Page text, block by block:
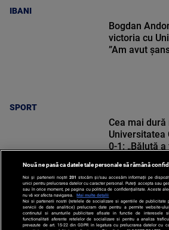
IBANI
SPORT
Bogdan
victoria cu
”Am avut
SPORT
Cea mai
Universitatea
0-1: „Băluță
Nouă ne pasă ca datele tale personale să rămână
Noi și partenerii noștri 201 stocăm și/sau accesăm informații pe
unici pentru prelucrarea datelor cu caracter personal. Puteți accepta sau
sau în orice moment, pe pagina cu politica de confidențialitate. Aceste
nu vă vor afecta navigarea.
Mai multe detalii
Noi si partenerii nostri (retelele de socializare si agentiile de publicitate
servicii de date analitice) prelucram date pentru a permite website-
continutul si anunturile publicitare afisate in functie de interesele
functionalitati aferente retelelor de socializare si pentru a analiza
prevazute de art. 15-22 din GDPR in legatura cu prelucrarea datelor cu